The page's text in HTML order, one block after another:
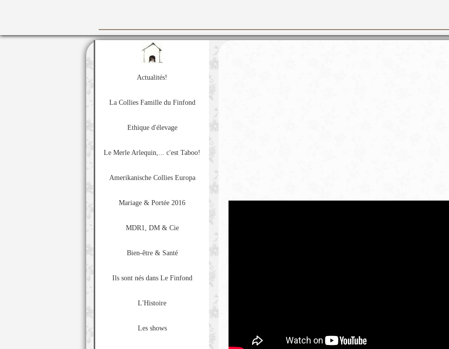
Actualités!
La Collies Famille du Finfond
Ethique d'élevage
Le Merle Arlequin,... c'est Taboo!
Amerikanische Collies Europa
Mariage & Portée 2016
MDR1, DM & Cie
Bien-être & Santé
Ils sont nés dans Le Finfond
L'Histoire
Les shows